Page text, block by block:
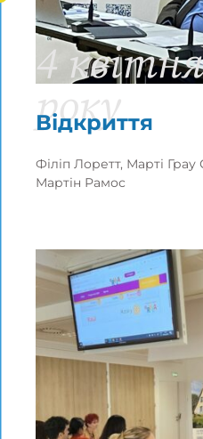
Відкриття
4
року
Філіп Лоретт, Марті
Мартін Рамос